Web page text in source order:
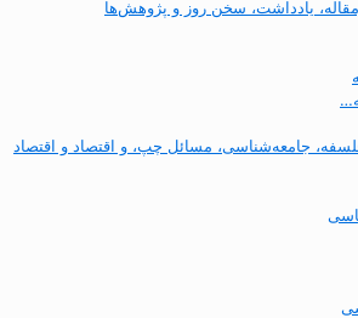
جامعه‌شناسی، مسائل چپ، و اقتصاد و اقتصاد